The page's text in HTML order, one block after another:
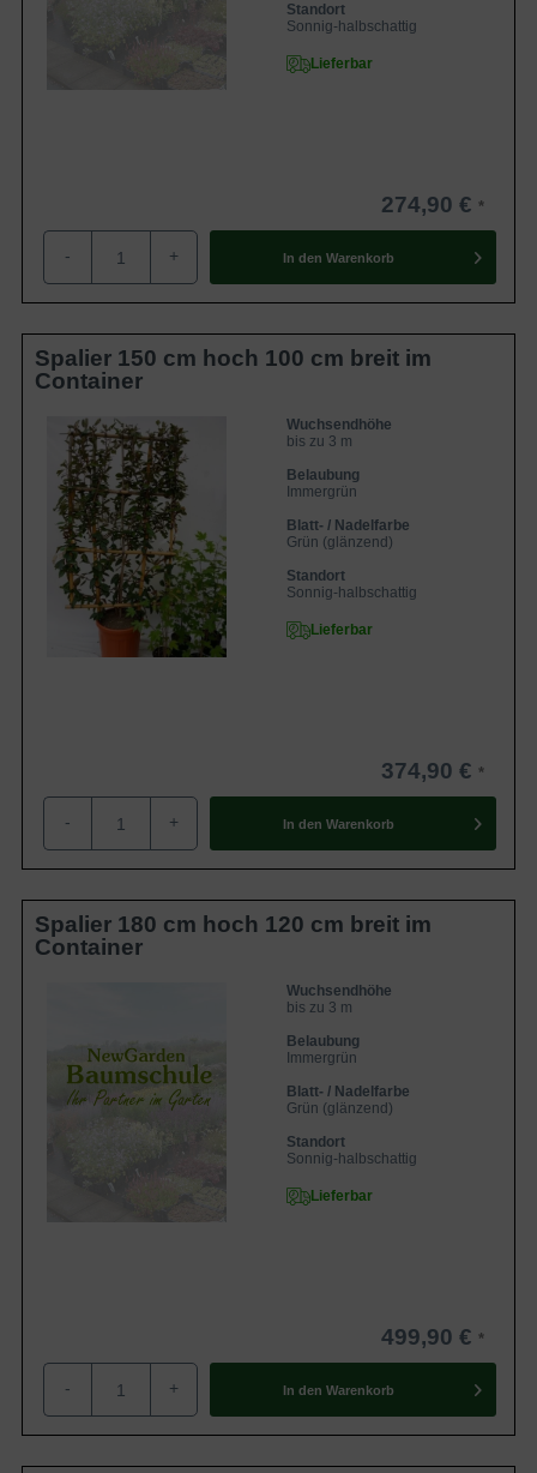
Standort
Sonnig-halbschattig
Lieferbar
274,90 €
- + In den Warenkorb
Spalier 150 cm hoch 100 cm breit im
Container
Wuchsendhöhe
bis zu 3 m
Belaubung
Immergrün
Blatt- / Nadelfarbe
Grün (glänzend)
Standort
Sonnig-halbschattig
Lieferbar
374,90 €
- + In den Warenkorb
Spalier 180 cm hoch 120 cm breit im
Container
Wuchsendhöhe
bis zu 3 m
Belaubung
Immergrün
Blatt- / Nadelfarbe
Grün (glänzend)
Standort
Sonnig-halbschattig
Lieferbar
499,90 €
- + In den Warenkorb